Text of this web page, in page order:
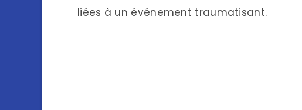
liées à un événement traumatisant.